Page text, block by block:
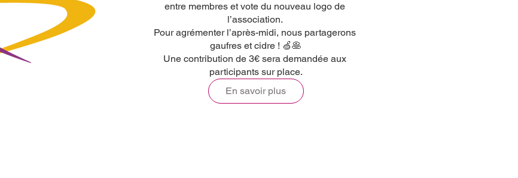
entre membres et vote du nouveau logo de
l’association.
Pour agrémenter l’après-midi, nous partagerons
gaufres et cidre ! 🍏🥞
Une contribution de 3€ sera demandée aux
participants sur place.
En savoir plus